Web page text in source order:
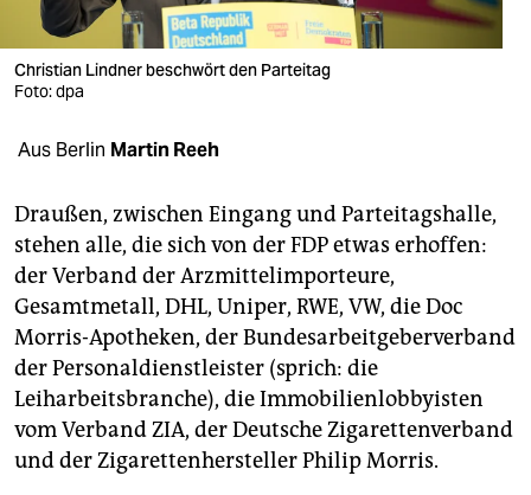
verlag
verlag
shop
fragen & hilfe
unterstützen
abo
genossenschaft
epaper login
Christian Lindner beschwört den Parteitag
Foto: dpa
Aus Berlin Martin Reeh
Draußen, zwischen Eingang und Parteitagshalle,
stehen alle, die sich von der FDP etwas erhoffen:
der Verband der Arzmittelimporteure,
Gesamtmetall, DHL, Uniper, RWE, VW, die Doc
Morris-Apotheken, der Bundesarbeitgeberverband
der Personaldienstleister (sprich: die
Leiharbeitsbranche), die Immobilienlobbyisten
vom Verband ZIA, der Deutsche Zigarettenverband
und der Zigarettenhersteller Philip Morris.